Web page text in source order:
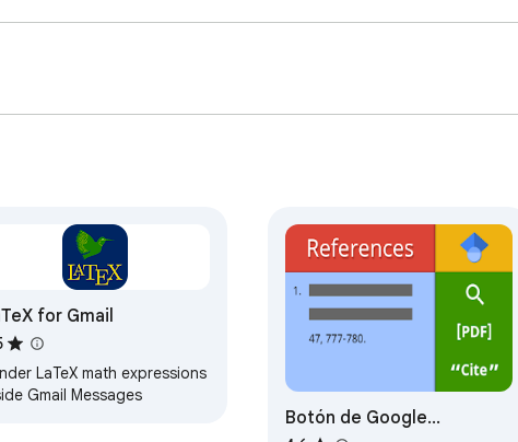
for Gmail
LaTeX math expressions
Gmail Messages
Botón de Google